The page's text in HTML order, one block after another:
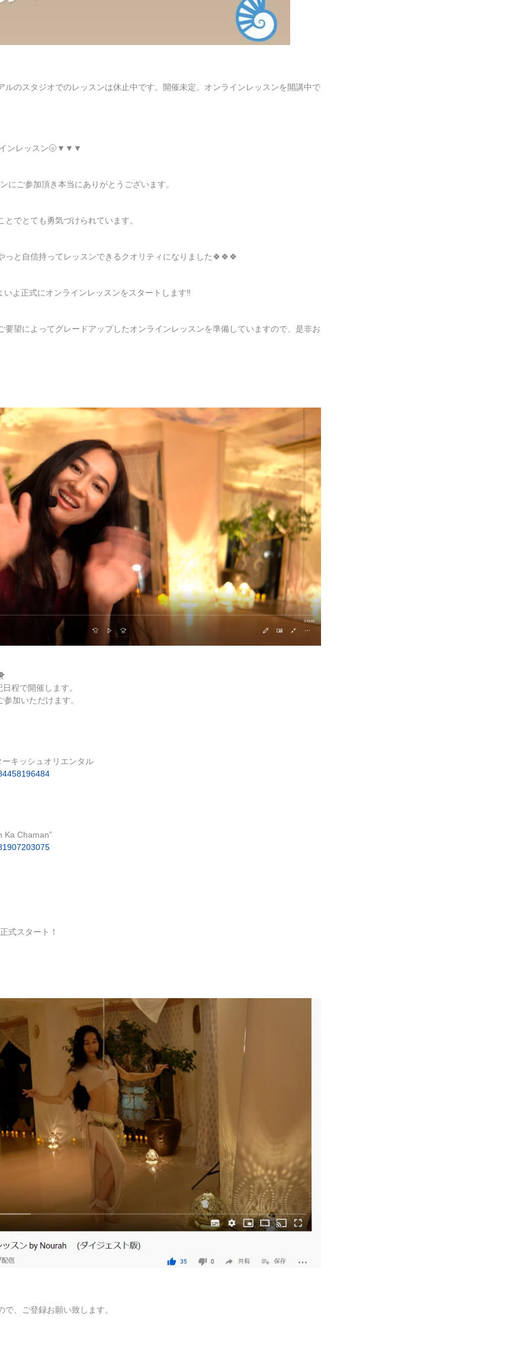
ルのスタジオでのレッスンは休止中です。開催未定。オンラインレッスンを開講中で
ンレッスン🌝 ▼▼▼
にご参加頂き本当にありがとうございます。
でとても勇気づけられています。
っと自信持ってレッスンできるクオリティになりました 🍀 🍀 🍀
いよ正式にオンラインレッスンをスタートします‼️
要望によってグレードアップしたオンラインレッスンを準備していますので、是非お
程で開催します。
加いただけます。
キッシュオリエンタル
Chaman”
式スタート！
、ご登録お願い致します。